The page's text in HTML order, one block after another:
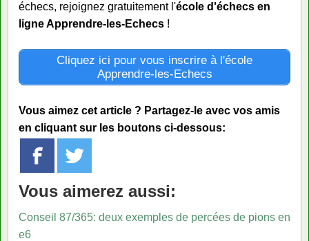
échecs, rejoignez gratuitement l'école d'échecs en
ligne Apprendre-les-Echecs !
Cliquez ici pour vous inscrire à l'école
Apprendre-les-Echecs
Vous aimez cet article ? Partagez-le avec vos amis
en cliquant sur les boutons ci-dessous:
Vous aimerez aussi:
Conseil 87/365: deux exemples de percées de pions en
e6